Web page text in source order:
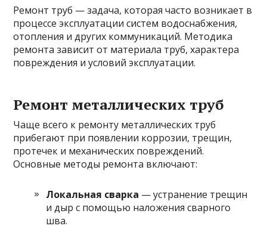
Ремонт труб — задача, которая часто возникает в
процессе эксплуатации систем водоснабжения,
отопления и других коммуникаций. Методика
ремонта зависит от материала труб, характера
повреждения и условий эксплуатации.
Ремонт металлических труб
Чаще всего к ремонту металлических труб
прибегают при появлении коррозии, трещин,
протечек и механических повреждений.
Основные методы ремонта включают:
Локальная сварка — устранение трещин
и дыр с помощью наложения сварного
шва.